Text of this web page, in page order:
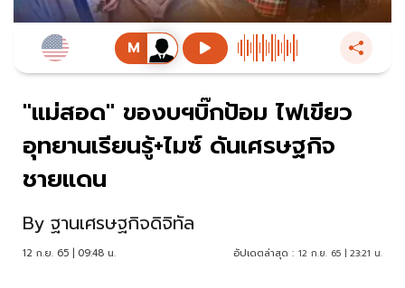
"แม่สอด" ของบฯบิ๊กป้อม ไฟเขียว
อุทยานเรียนรู้+ไมซ์ ดันเศรษฐกิจ
ชายแดน
By ฐานเศรษฐกิจดิจิทัล
12 ก.ย. 65 | 09:48 น. อัปเดตล่าสุด : 12 ก.ย. 65 | 23:21 น.